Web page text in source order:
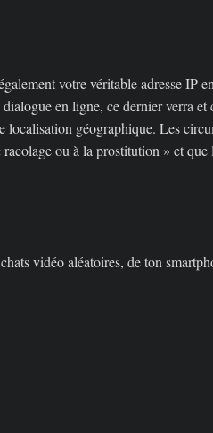
votre véritable adresse IP
en ligne, ce dernier verra et
localisation géographique. Les
ou à la prostitution » et
vidéo aléatoires, de ton